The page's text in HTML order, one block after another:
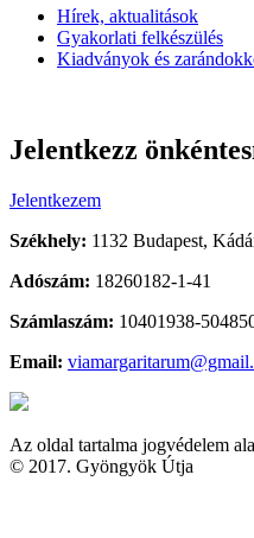
Hírek, aktualitások
Gyakorlati felkészülés
Kiadványok és
Jelentkezz
Jelentkezem
Székhely: 1132 Budapest,
Adószám: 18260182-1-41
Számlaszám: 10401938-
Email:
Az oldal tartalma jogvédelem
© 2017. Gyöngyök Útja